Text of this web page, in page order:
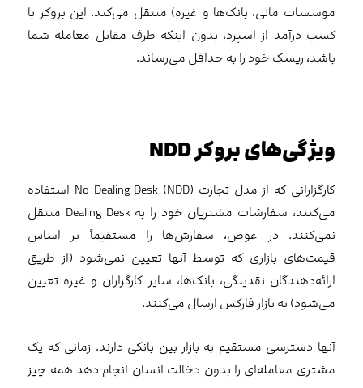
موسسات مالی، بانک‌ها و غیره) منتقل می‌کند. این بروکر با
کسب درآمد از اسپرد، بدون اینکه طرف مقابل معامله شما
باشد، ریسک خود را به حداقل می‌رساند.
ویژگی‌های بروکرNDD
کارگزارانی که از مدل تجارت No Dealing Desk (NDD) استفاده
می‌کنند، سفارشات مشتریان خود را به Dealing Desk منتقل
نمی‌کنند. در عوض، سفارش‌ها را مستقیماً بر اساس
قیمت‌های بازاری که توسط آنها تعیین نمی‌شود (از طریق
ارائه‌دهندگان نقدینگی، بانک‌ها، سایر کارگزاران و غیره تعیین
می‌شود) به بازار فارکس ارسال می‌کنند.
آنها دسترسی مستقیم به بازار بین بانکی دارند. زمانی که یک
مشتری معامله‌ای را بدون دخالت انسان انجام دهد همه چیز